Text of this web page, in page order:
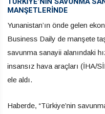
MANŞETLERİNDE
Yunanistan’ın önde gelen
Business Daily de manşete
savunma sanayii alanındaki
insansız hava araçları (İHA/
ele aldı.
Haberde, “Türkiye’nin